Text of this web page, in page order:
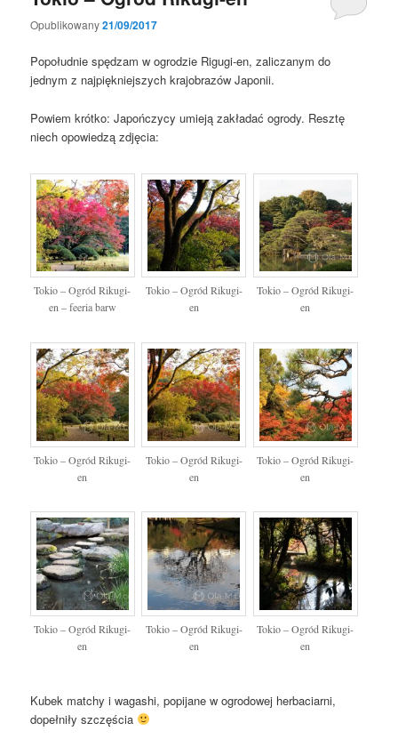
Opublikowany21/09/2017
Popołudnie spędzam w ogrodzie Rigugi-en, zaliczanym do
jednym z najpiękniejszych krajobrazów Japonii.
Powiem krótko: Japończycy umieją zakładać ogrody. Resztę
niech opowiedzą zdjęcia:
Tokio – Ogród Rikugi-
en – feeria barw
Tokio – Ogród Rikugi-
en
Tokio – Ogród Rikugi-
en
Tokio – Ogród Rikugi-
en
Tokio – Ogród Rikugi-
en
Tokio – Ogród Rikugi-
en
Tokio – Ogród Rikugi-
en
Tokio – Ogród Rikugi-
en
Tokio – Ogród Rikugi-
en
Kubek matchy i wagashi, popijane w ogrodowej herbaciarni,
dopełniły szczęścia